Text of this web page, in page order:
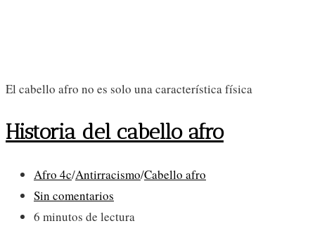
El cabello afro no es solo una característica física
Historia del cabello afro
Categoría
de
la
Afro 4c/Antirracismo/Cabello afro
Comentarios
de
Sin comentarios
Tiempo
6 minutos de lectura